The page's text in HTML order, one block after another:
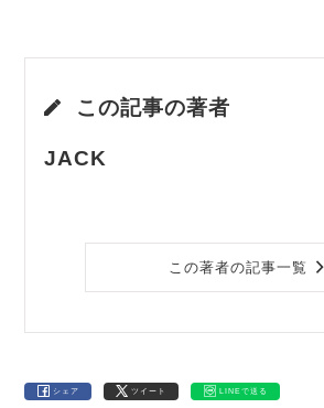
この記事の著者
JACK
この著者の記事一覧
シェア ツイート LINEで送る